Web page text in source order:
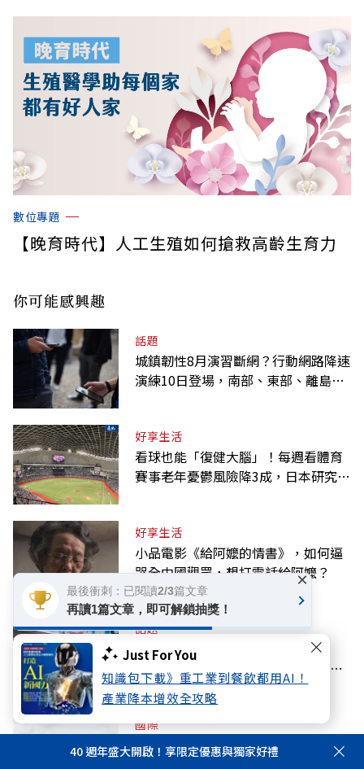
Just For You
知識包下載》重工業到餐飲都用AI！
產業降本增效全攻略
數位專題
【晚育時代】人工生殖如何搶救高齡生育力
你可能感興趣
話題
城鎮韌性8月演習斷網？行動網路降速
演練10日登場，南部、東部、離島為
好享生活
看球也能「復健大腦」！每週看體育
賽事老年憂鬱風險降3成，日本研究：
好享生活
小品電影《給阿嬤的情書》，如何逼
哭全中國觀眾，想打電話給阿嬤？
話題
陳昱瑄聯手掮客詐慈濟10.6億！律
師、宗教團體如何洗錢？圖解詐騙關
係網
國際
泰國知名中學校園槍擊悲劇：5死皆為
40 週年盛大開啟！享限定優惠與獨家好禮
最後衝刺：已閱讀2/3篇文章
再讀1篇文章，即可解鎖抽獎！
×